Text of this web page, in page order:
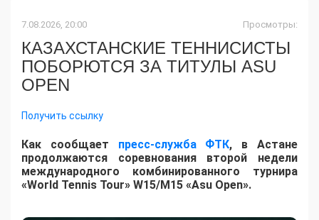
7.08.2026, 20:00 Просмотры:
КАЗАХСТАНСКИЕ ТЕННИСИСТЫ
ПОБОРЮТСЯ ЗА ТИТУЛЫ ASU
OPEN
Получить ссылку
Как сообщает пресс-служба ФТК, в Астане
продолжаются соревнования второй недели
международного комбинированного турнира
«World Tennis Tour» W15/M15 «Asu Open».